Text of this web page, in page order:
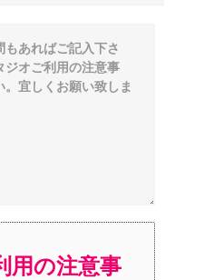
用の注意事